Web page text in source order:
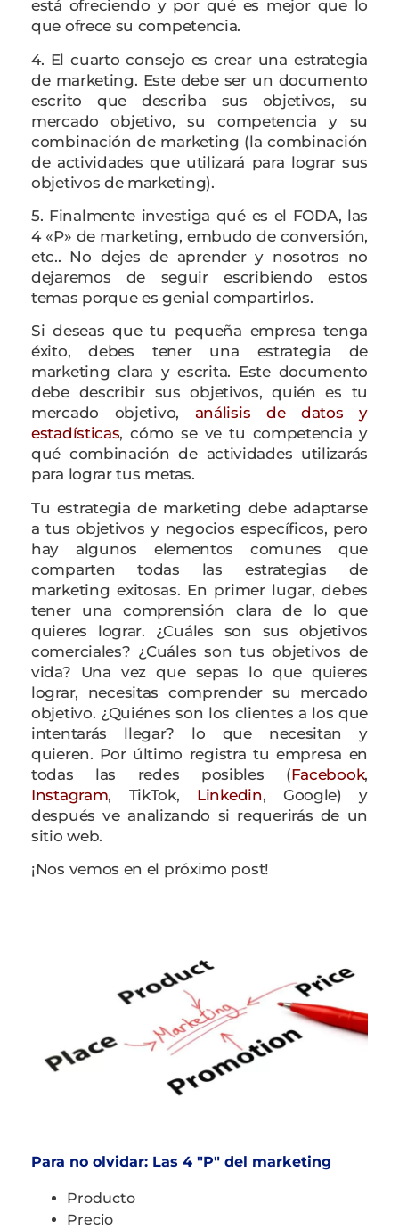
está ofreciendo y por qué es mejor que lo
que ofrece su competencia.
4. El cuarto consejo es crear una estrategia
de marketing. Este debe ser un documento
escrito que describa sus objetivos, su
mercado objetivo, su competencia y su
combinación de marketing (la combinación
de actividades que utilizará para lograr sus
objetivos de marketing).
5. Finalmente investiga qué es el FODA, las
4 «P» de marketing, embudo de conversión,
etc.. No dejes de aprender y nosotros no
dejaremos de seguir escribiendo estos
temas porque es genial compartirlos.
Si deseas que tu pequeña empresa tenga
éxito, debes tener una estrategia de
marketing clara y escrita. Este documento
debe describir sus objetivos, quién es tu
mercado objetivo, análisis de datos y
estadísticas, cómo se ve tu competencia y
qué combinación de actividades utilizarás
para lograr tus metas.
Tu estrategia de marketing debe adaptarse
a tus objetivos y negocios específicos, pero
hay algunos elementos comunes que
comparten todas las estrategias de
marketing exitosas. En primer lugar, debes
tener una comprensión clara de lo que
quieres lograr. ¿Cuáles son sus objetivos
comerciales? ¿Cuáles son tus objetivos de
vida? Una vez que sepas lo que quieres
lograr, necesitas comprender su mercado
objetivo. ¿Quiénes son los clientes a los que
intentarás llegar? lo que necesitan y
quieren. Por último registra tu empresa en
todas las redes posibles (Facebook,
Instagram, TikTok, Linkedin, Google) y
después ve analizando si requerirás de un
sitio web.
¡Nos vemos en el próximo post!
Para no olvidar: Las 4 "P" del marketing
Producto
Precio